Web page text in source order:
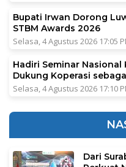
Bupati Irwan Dorong
STBM Awards 2026
Selasa, 4 Agustus 2026 17:05
Hadiri Seminar Nasional
Dukung Koperasi
Selasa, 4 Agustus 2026 17:10
Dari